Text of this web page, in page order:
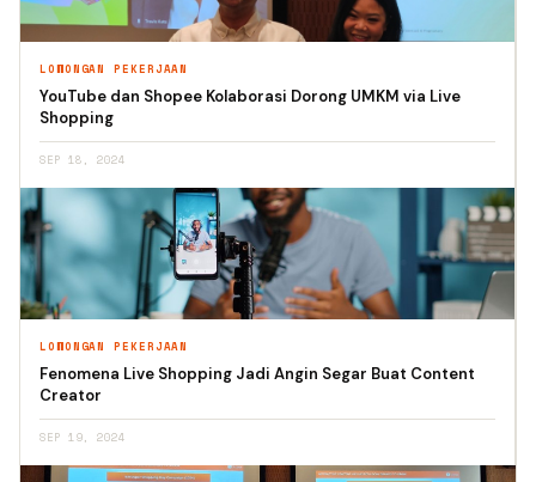
LOWONGAN PEKERJAAN
YouTube dan Shopee Kolaborasi Dorong UMKM via Live
Shopping
SEP 18, 2024
LOWONGAN PEKERJAAN
Fenomena Live Shopping Jadi Angin Segar Buat Content
Creator
SEP 19, 2024